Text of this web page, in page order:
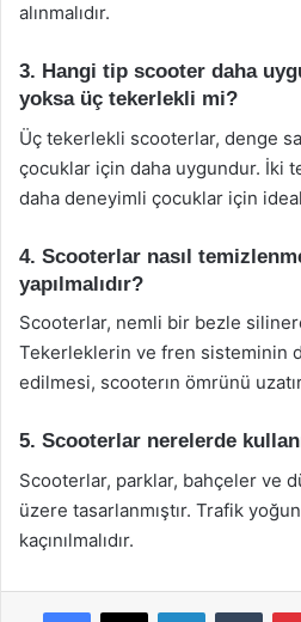
alınmalıdır.
3. Hangi tip scooter daha
yoksa üç tekerlekli mi?
Üç tekerlekli scooterlar, denge
çocuklar için daha uygundur. İki
daha deneyimli çocuklar için
4. Scooterlar nasıl
yapılmalıdır?
Scooterlar, nemli bir bezle
Tekerleklerin ve fren sisteminin
edilmesi, scooterın ömrünü
5. Scooterlar nerelerde
Scooterlar, parklar, bahçeler ve
üzere tasarlanmıştır. Trafik
kaçınılmalıdır.
Facebook
X LinkedIn